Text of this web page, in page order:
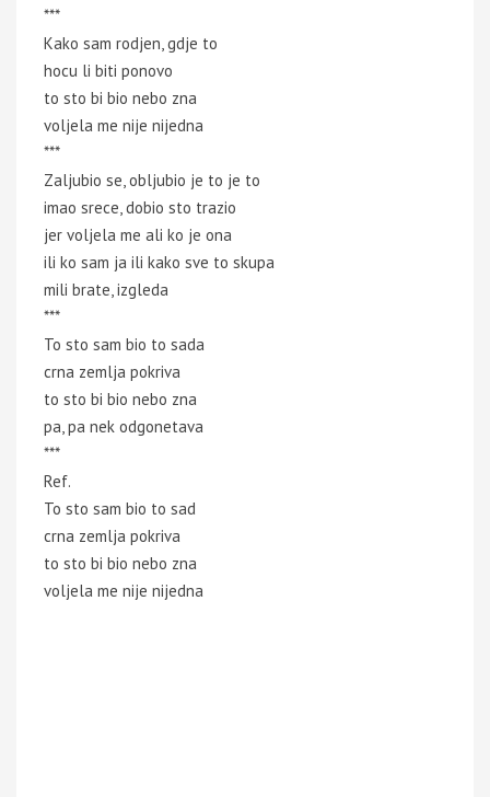
***
Kako sam rodjen, gdje to
hocu li biti ponovo
to sto bi bio nebo zna
voljela me nije nijedna
***
Zaljubio se, obljubio je to je to
imao srece, dobio sto trazio
jer voljela me ali ko je ona
ili ko sam ja ili kako sve to skupa
mili brate, izgleda
***
To sto sam bio to sada
crna zemlja pokriva
to sto bi bio nebo zna
pa, pa nek odgonetava
***
Ref.
To sto sam bio to sad
crna zemlja pokriva
to sto bi bio nebo zna
voljela me nije nijedna